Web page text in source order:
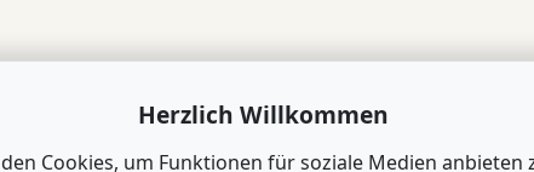
Herzlich Willkommen
Cookies, um Funktionen für soziale Medien anbieten